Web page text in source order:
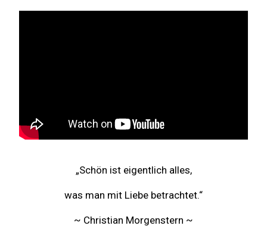
„Schön ist eigentlich alles,
was man mit Liebe betrachtet.“
~ Christian Morgenstern ~